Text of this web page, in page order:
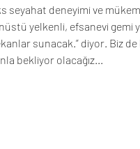
seyahat deneyimi ve
yelkenli, efsanevi gemi
sunacak.” diyor. Biz
bekliyor olacağız...